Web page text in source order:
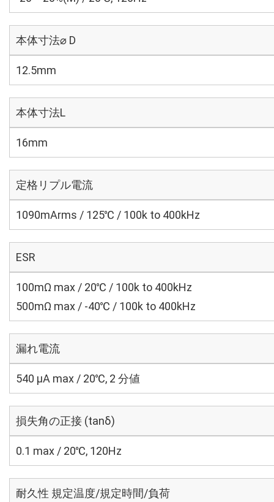
本体寸法⌀ D
12.5mm
本体寸法L
16mm
定格リプル電流
1090mArms / 125℃ / 100k to 400kHz
ESR
100mΩ max / 20℃ / 100k to 400kHz
500mΩ max / -40℃ / 100k to 400kHz
漏れ電流
540 μA max / 20℃, 2 分値
損失角の正接 (tanδ)
0.1 max / 20℃, 120Hz
耐久性 規定温度/規定時間/負荷